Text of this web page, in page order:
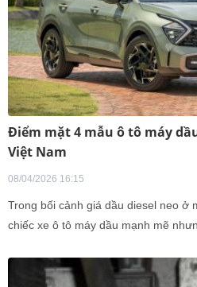
Điểm mặt 4 mẫu ô tô máy
Việt Nam
08/04/2026 16:15
Trong bối cảnh giá dầu diesel neo ở
chiếc xe ô tô máy dầu mạnh mẽ